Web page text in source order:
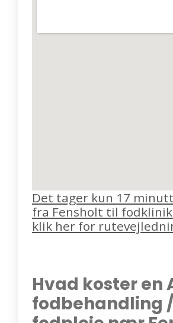
Det tager kun 17
fra Fensholt til
klik her for
Hvad koster en
fodbehandling /